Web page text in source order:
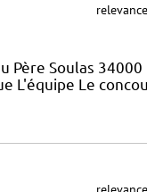
Père Soulas
L'équipe Le